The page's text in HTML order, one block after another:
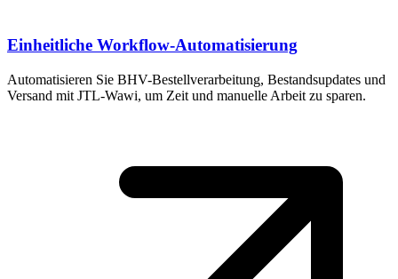
Einheitliche Workflow-Automatisierung
Automatisieren Sie BHV-Bestellverarbeitung, Bestandsupdates und
Versand mit JTL-Wawi, um Zeit und manuelle Arbeit zu sparen.